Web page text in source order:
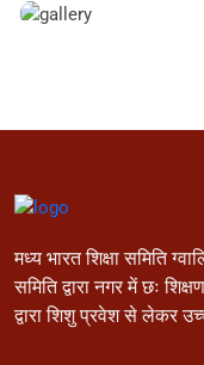
मध्य भारत शिक्षा समिति
समिति द्वारा नगर में छः
द्वारा शिशु प्रवेश से लेकर